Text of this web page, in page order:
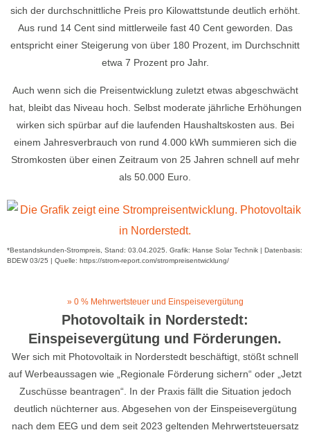
sich der durchschnittliche Preis pro Kilowattstunde deutlich erhöht.
Aus rund 14 Cent sind mittlerweile fast 40 Cent geworden. Das
entspricht einer Steigerung von über 180 Prozent, im Durchschnitt
etwa 7 Prozent pro Jahr.
Auch wenn sich die Preisentwicklung zuletzt etwas abgeschwächt
hat, bleibt das Niveau hoch. Selbst moderate jährliche Erhöhungen
wirken sich spürbar auf die laufenden Haushaltskosten aus. Bei
einem Jahresverbrauch von rund 4.000 kWh summieren sich die
Stromkosten über einen Zeitraum von 25 Jahren schnell auf mehr
als 50.000 Euro.
*Bestandskunden-Strompreis, Stand: 03.04.2025. Grafik: Hanse Solar Technik | Datenbasis:
BDEW 03/25 | Quelle: https://strom-report.com/strompreisentwicklung/
» 0 % Mehrwertsteuer und Einspeisevergütung
Photovoltaik in Norderstedt:
Einspeisevergütung und Förderungen.
Wer sich mit Photovoltaik in Norderstedt beschäftigt, stößt schnell
auf Werbeaussagen wie „Regionale Förderung sichern“ oder „Jetzt
Zuschüsse beantragen“. In der Praxis fällt die Situation jedoch
deutlich nüchterner aus. Abgesehen von der Einspeisevergütung
nach dem EEG und dem seit 2023 geltenden Mehrwertsteuersatz